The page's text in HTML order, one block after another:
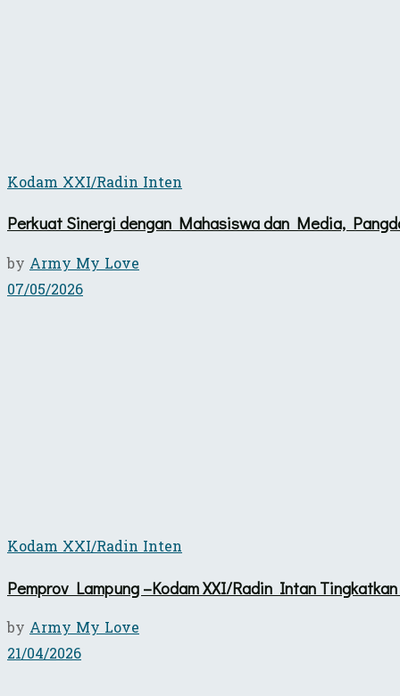
Kodam XXI/Radin Inten
Perkuat Sinergi dengan Mahasiswa dan Media,
by Army My Love
07/05/2026
Kodam XXI/Radin Inten
Pemprov Lampung –Kodam XXI/Radin Intan
by Army My Love
21/04/2026